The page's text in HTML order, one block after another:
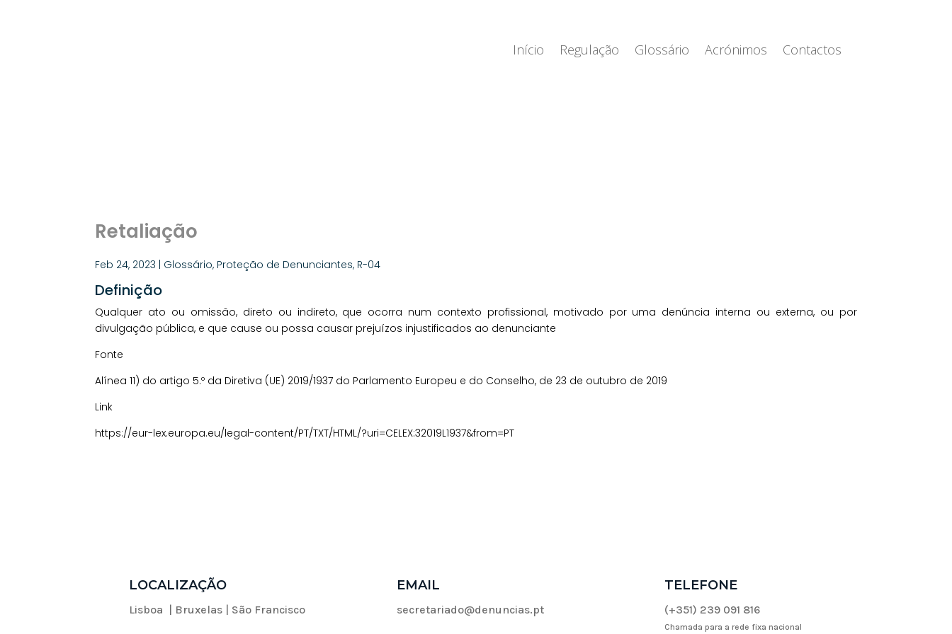
Início Regulação Glossário Acrónimos Contactos
Retaliação
Feb 24, 2023 | Glossário, Proteção de Denunciantes, R-04
Definição
Qualquer ato ou omissão, direto ou indireto, que ocorra num contexto profissional, motivado por uma denúncia interna ou externa, ou por
divulgação pública, e que cause ou possa causar prejuízos injustificados ao denunciante
Fonte
Alínea 11) do artigo 5.º da Diretiva (UE) 2019/1937 do Parlamento Europeu e do Conselho, de 23 de outubro de 2019
Link
https://eur-lex.europa.eu/legal-content/PT/TXT/HTML/?uri=CELEX:32019L1937&from=PT
LOCALIZAÇÃO
Lisboa | Bruxelas | São Francisco
EMAIL
secretariado@denuncias.pt
TELEFONE
(+351) 239 091 816
Chamada para a rede fixa nacional